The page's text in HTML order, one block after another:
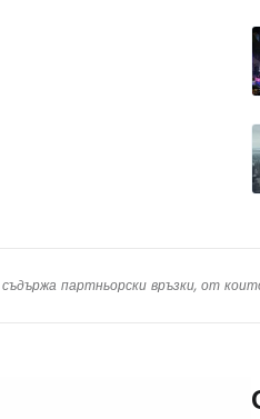
партньорски връзки, от